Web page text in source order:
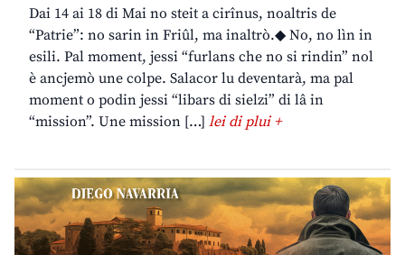
Dai 14 ai 18 di Mai no steit a cirînus, noaltris de
“Patrie”: no sarin in Friûl, ma inaltrò.◆ No, no lìn in
esili. Pal moment, jessi “furlans che no si rindin” nol
è ancjemò une colpe. Salacor lu deventarà, ma pal
moment o podin jessi “libars di sielzi” di lâ in
“mission”. Une mission […] lei di plui +